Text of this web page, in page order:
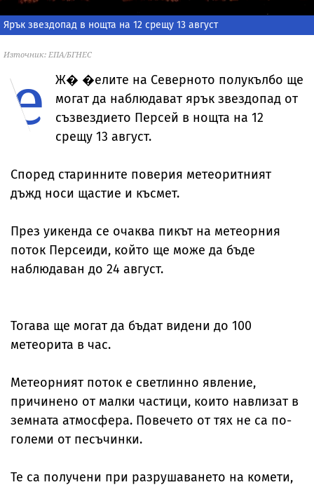
Ярък звездопад в нощта на 12 срещу 13 август
Източник: ЕПА/БГНЕС
Ж�
е
�елите на Северното полукълбо ще
могат да наблюдават ярък звездопад от
съзвездието Персeй в нощта на 12
срещу 13 август.
Според старинните поверия метеоритният
дъжд носи щастие и късмет.
През уикенда се очаква пикът на метеорния
поток Персеиди, който ще може да бъде
наблюдаван до 24 август.
Тогава ще могат да бъдат видени до 100
метеорита в час.
Метеорният поток е светлинно явление,
причинено от малки частици, които навлизат в
земната атмосфера. Повечето от тях не са по-
големи от песъчинки.
Те са получени при разрушаването на комети,